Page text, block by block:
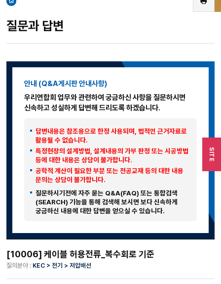
SITE
홈
인
쇄
질문과 답변
안내 (Q&A게시판 안내사항)
우리연합회 업무와 관련하여 궁금하신 사항을 질문하시면
신속하고 성실하게 답변해 드리도록 하겠습니다.
답변내용은 참조용으로 한정 사용되며, 법적인 근거자료로
활용될 수 없습니다.
특정현장의 설계방법, 설계내용의 가부 판정 또는 시공방법
등에 대한 내용은 상담이 불가합니다.
공학적 계산이 필요한 부분 또는 전공교재 등의 대한 내용
문의는 상담이 불가합니다.
질문하시기전에 자주 묻는 Q&A(FAQ) 또는 통합검색
(SEARCH) 기능을 통해 검색해 보시면 보다 신속하게
궁금하신 내용에 대한 답변을 얻으실 수 있습니다.
[10006] 케이블 허용전류_복수회로 기준
질의분야 : KEC > 전기 > 저압배선